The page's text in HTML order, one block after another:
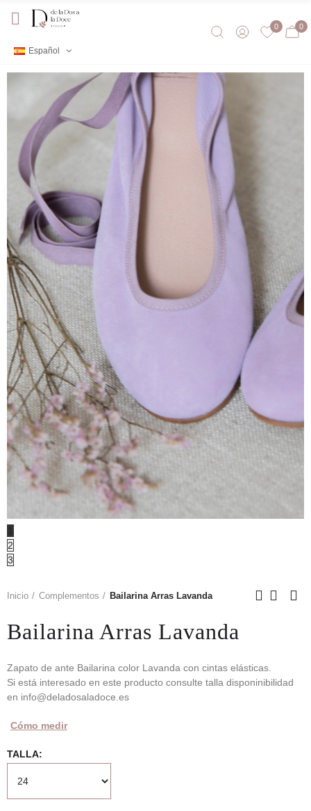
Español
0 0
2
3
Inicio Complementos Bailarina Arras Lavanda
Bailarina Arras Lavanda
Zapato de ante Bailarina color Lavanda con cintas elásticas.
Si está interesado en este producto consulte talla disponinibilidad
en info@deladosaladoce.es
Cómo medir
TALLA